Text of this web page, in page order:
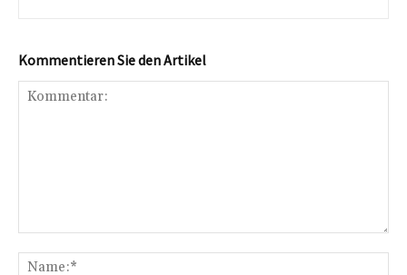
Kommentieren Sie den Artikel